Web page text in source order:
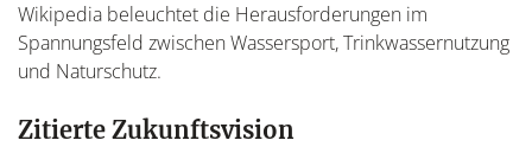
Wikipedia beleuchtet die Herausforderungen im
Spannungsfeld zwischen Wassersport, Trinkwassernutzung
und Naturschutz.
Zitierte Zukunftsvision